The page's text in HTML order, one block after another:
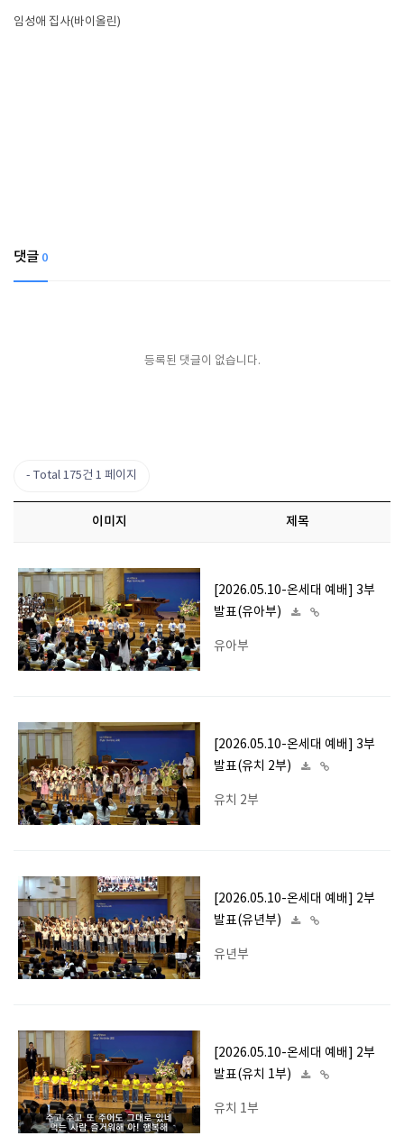
임성애 집사(바이올린)
댓글 0
등록된 댓글이 없습니다.
Total 175건 1 페이지
이미지 제목
[2026.05.10-온세대 예배] 3부
발표(유아부)
유아부
[2026.05.10-온세대 예배] 3부
발표(유치 2부)
유치 2부
[2026.05.10-온세대 예배] 2부
발표(유년부)
유년부
[2026.05.10-온세대 예배] 2부
발표(유치 1부)
유치 1부